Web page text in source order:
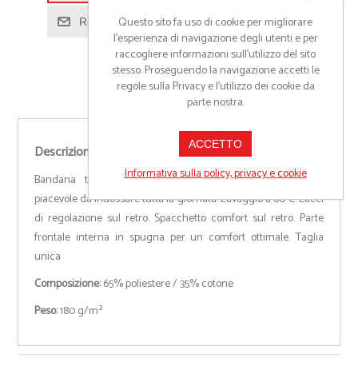
Richiedi informazioni prodotto
Descrizione
Bandana tinta unita in tessuto policotone resistente e
piacevole da indossare tutta la giornata. Lavaggio a 60°C. Lacci
di regolazione sul retro. Spacchetto comfort sul retro. Parte
frontale interna in spugna per un comfort ottimale. Taglia
unica
Composizione:65% poliestere / 35% cotone
Peso:180 g/m²
Questo sito fa uso di cookie per migliorare
l’esperienza di navigazione degli utenti e per
raccogliere informazioni sull’utilizzo del sito
stesso. Proseguendo la navigazione accetti le
regole sulla Privacy e l'utilizzo dei cookie da
parte nostra.
ACCETTO
Informativa sulla policy, privacy e cookie